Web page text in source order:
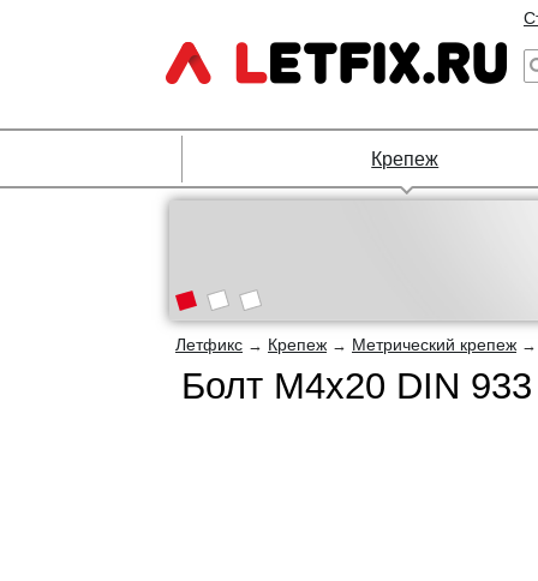
Крепеж
Летфикс → Крепеж → Метрический крепеж
Болт М4х20 DIN